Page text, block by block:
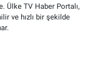
Ülke TV Haber Portalı,
ve hızlı bir şekilde